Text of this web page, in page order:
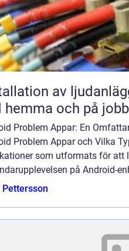
av
hemma och på
Problem Appar: En
Problem Appar och Vilka
som utformats för att
på Android-